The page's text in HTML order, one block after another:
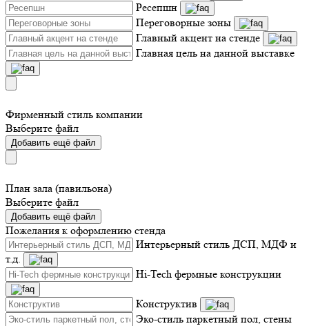
Ресепшн
Переговорные зоны
Главный акцент на стенде
Главная цель на данной выставке
Фирменный стиль компании
Выберите файл
Добавить ещё файл
План зала (павильона)
Выберите файл
Добавить ещё файл
Пожелания к оформлению стенда
Интерьерный стиль ДСП, МДФ и
т.д.
Hi-Tech фермные конструкции
Конструктив
Эко-стиль паркетный пол, стены